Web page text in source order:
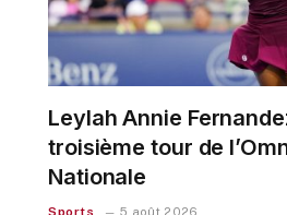
Leylah Annie
troisième tour de
Nationale
Sports 5 août 2026